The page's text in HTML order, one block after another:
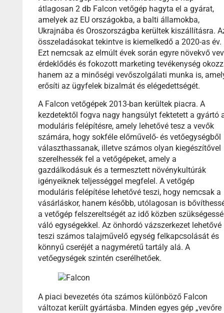
átlagosan 2 db Falcon vetőgép hagyta el a gyárat,
amelyek az EU országokba, a balti államokba,
Ukrajnába és Oroszországba kerültek kiszállításra.
összeladásokat tekintve is kiemelkedő a 2020-as év.
Ezt nemcsak az elmúlt évek során egyre növekvő
érdeklődés és fokozott marketing tevékenység
hanem az a minőségi vevőszolgálati munka is,
erősíti az ügyfelek bizalmát és elégedettségét.
A Falcon vetőgépek 2013-ban kerültek piacra. A
kezdetektől fogva nagy hangsúlyt fektetett a gyártó
moduláris felépítésre, amely lehetővé tesz a vevők
számára, hogy sokféle előművelő- és vetőegységből
választhassanak, illetve számos olyan kiegészítővel
szerelhessék fel a vetőgépeket, amely a
gazdálkodásuk és a termesztett növénykultúrák
igényeiknek teljességgel megfelel. A vetőgép
moduláris felépítése lehetővé teszi, hogy nemcsak a
vásárláskor, hanem később, utólagosan is
a vetőgép felszereltségét az idő közben szükségessé
váló egységekkel. Az önhordó vázszerkezet lehetővé
teszi számos talajművelő egység felkapcsolását és
könnyű cseréjét a nagyméretű tartály alá. A
vetőegységek szintén cserélhetőek.
A piaci bevezetés óta számos különböző Falcon
változat került gyártásba. Minden egyes gép „vevőre